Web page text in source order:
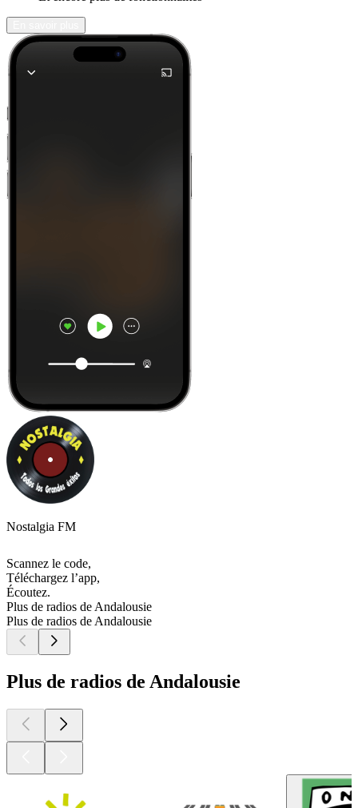
Nostalgia FM
Scannez le code,
Téléchargez l’app,
Écoutez.
Plus de radios de Andalousie
Plus de radios de Andalousie
Plus de radios de Andalousie